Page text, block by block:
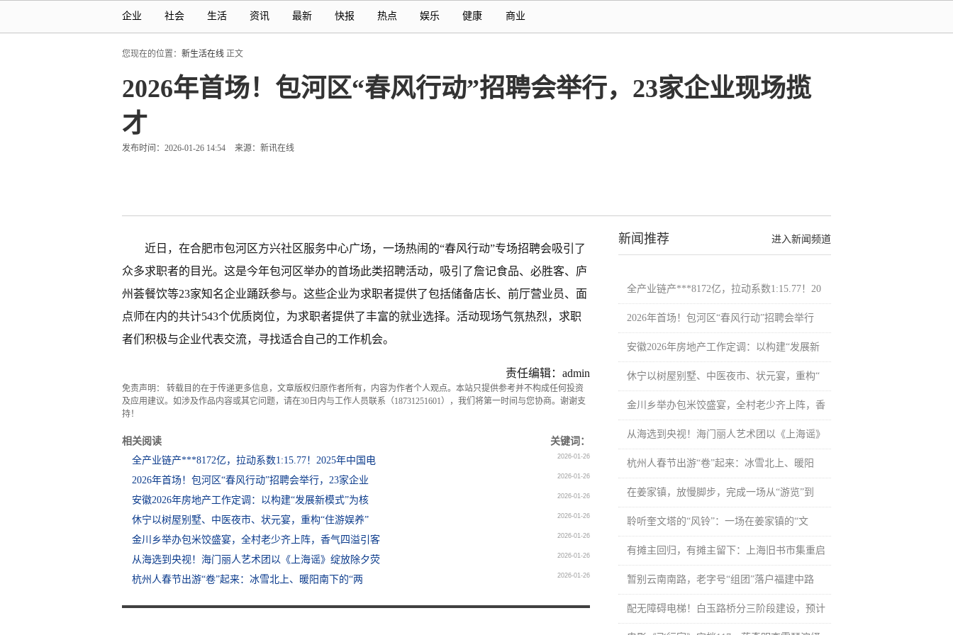
企业 社会 生活 资讯 最新 快报 热点 娱乐 健康 商业
您现在的位置： 新生活在线 正文
2026年首场！包河区“春风行动”招聘会举行，23家企业现场揽
才
发布时间：2026-01-26 14:54 来源：新讯在线
近日，在合肥市包河区方兴社区服务中心广场，一场热闹的“春风行动”专场招聘会吸引了
众多求职者的目光。这是今年包河区举办的首场此类招聘活动，吸引了詹记食品、必胜客、庐
州荟餐饮等23家知名企业踊跃参与。这些企业为求职者提供了包括储备店长、前厅营业员、面
点师在内的共计543个优质岗位，为求职者提供了丰富的就业选择。活动现场气氛热烈，求职
者们积极与企业代表交流，寻找适合自己的工作机会。
责任编辑：admin
免责声明： 转载目的在于传递更多信息，文章版权归原作者所有，内容为作者个人观点。本站只提供参考并不构成任何投资
及应用建议。如涉及作品内容或其它问题，请在30日内与工作人员联系（18731251601），我们将第一时间与您协商。谢谢支
持！
相关阅读
关键词：
全产业链产***8172亿，拉动系数1:15.77！2025年中国电
2026-01-26
2026年首场！包河区“春风行动”招聘会举行，23家企业 2026-01-26
安徽2026年房地产工作定调：以构建“发展新模式”为核 2026-01-26
休宁以树屋别墅、中医夜市、状元宴，重构“住游娱养” 2026-01-26
金川乡举办包米饺盛宴，全村老少齐上阵，香气四溢引客 2026-01-26
从海选到央视！海门丽人艺术团以《上海谣》绽放除夕荧 2026-01-26
杭州人春节出游“卷”起来：冰雪北上、暖阳南下的“两 2026-01-26
进入新闻频道
新闻推荐
全产业链产***8172亿，拉动系数1:15.77！20
2026年首场！包河区“春风行动”招聘会举行
安徽2026年房地产工作定调：以构建“发展新
休宁以树屋别墅、中医夜市、状元宴，重构“
金川乡举办包米饺盛宴，全村老少齐上阵，香
从海选到央视！海门丽人艺术团以《上海谣》
杭州人春节出游“卷”起来：冰雪北上、暖阳
在姜家镇，放慢脚步，完成一场从“游览”到
聆听奎文塔的“风铃”：一场在姜家镇的“文
有摊主回归，有摊主留下：上海旧书市集重启
暂别云南南路，老字号“组团”落户福建中路
配无障碍电梯！白玉路桥分三阶段建设，预计